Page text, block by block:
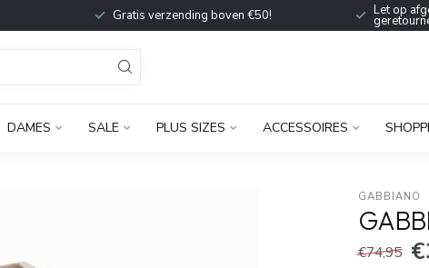
Gratis verzending boven €50! Let op
DAMES SALE PLUS SIZES ACCESSOIRES
GABBIANO
€74,95